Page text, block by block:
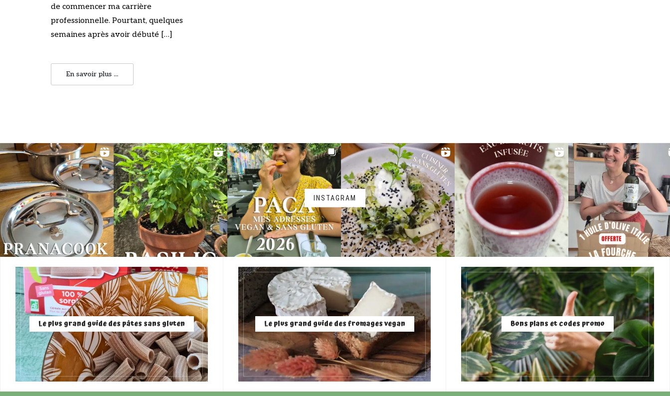
de commencer ma carrière
professionnelle. Pourtant, quelques
semaines après avoir débuté […]
En savoir plus ...
INSTAGRAM
Le plus grand guide des pâtes sans gluten Le plus grand guide des fromages vegan Bons plans et codes promo